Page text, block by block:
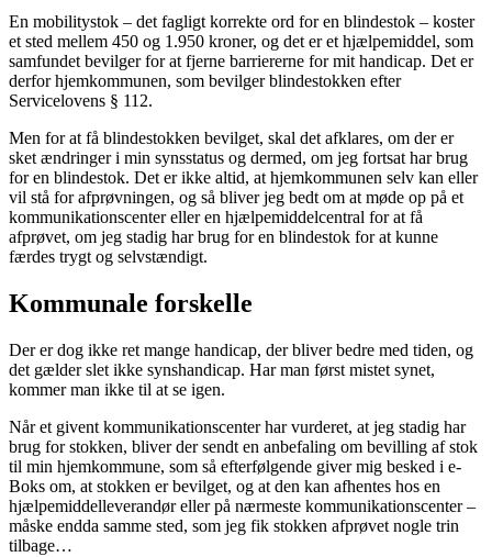
En mobilitystok – det fagligt korrekte ord for en blindestok – koster
et sted mellem 450 og 1.950 kroner, og det er et hjælpemiddel, som
samfundet bevilger for at fjerne barriererne for mit handicap. Det er
derfor hjemkommunen, som bevilger blindestokken efter
Servicelovens § 112.
Men for at få blindestokken bevilget, skal det afklares, om der er
sket ændringer i min synsstatus og dermed, om jeg fortsat har brug
for en blindestok. Det er ikke altid, at hjemkommunen selv kan eller
vil stå for afprøvningen, og så bliver jeg bedt om at møde op på et
kommunikationscenter eller en hjælpemiddelcentral for at få
afprøvet, om jeg stadig har brug for en blindestok for at kunne
færdes trygt og selvstændigt.
Kommunale forskelle
Der er dog ikke ret mange handicap, der bliver bedre med tiden, og
det gælder slet ikke synshandicap. Har man først mistet synet,
kommer man ikke til at se igen.
Når et givent kommunikationscenter har vurderet, at jeg stadig har
brug for stokken, bliver der sendt en anbefaling om bevilling af stok
til min hjemkommune, som så efterfølgende giver mig besked i e-
Boks om, at stokken er bevilget, og at den kan afhentes hos en
hjælpemiddelleverandør eller på nærmeste kommunikationscenter –
måske endda samme sted, som jeg fik stokken afprøvet nogle trin
tilbage…